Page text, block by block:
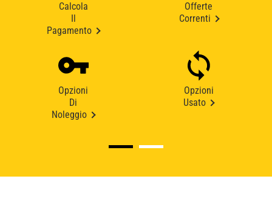
Calcola
Pagamento
Offerte
Correnti
Opzioni
Di
Noleggio
Opzioni
Usato